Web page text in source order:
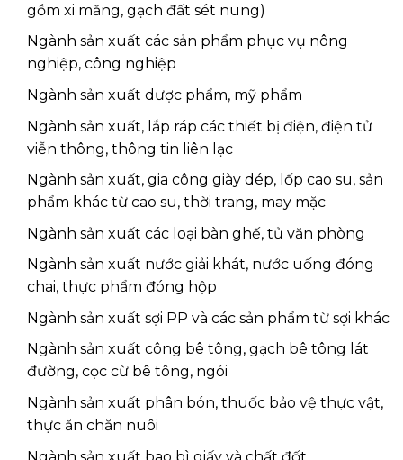
gồm xi măng, gạch đất sét nung)
Ngành sản xuất các sản phẩm phục vụ nông
nghiệp, công nghiệp
Ngành sản xuất dược phẩm, mỹ phẩm
Ngành sản xuất, lắp ráp các thiết bị điện, điện tử
viễn thông, thông tin liên lạc
Ngành sản xuất, gia công giày dép, lốp cao su, sản
phẩm khác từ cao su, thời trang, may mặc
Ngành sản xuất các loại bàn ghế, tủ văn phòng
Ngành sản xuất nước giải khát, nước uống đóng
chai, thực phẩm đóng hộp
Ngành sản xuất sợi PP và các sản phẩm từ sợi khác
Ngành sản xuất công bê tông, gạch bê tông lát
đường, cọc cừ bê tông, ngói
Ngành sản xuất phân bón, thuốc bảo vệ thực vật,
thực ăn chăn nuôi
Ngành sản xuất bao bì giấy và chất đốt